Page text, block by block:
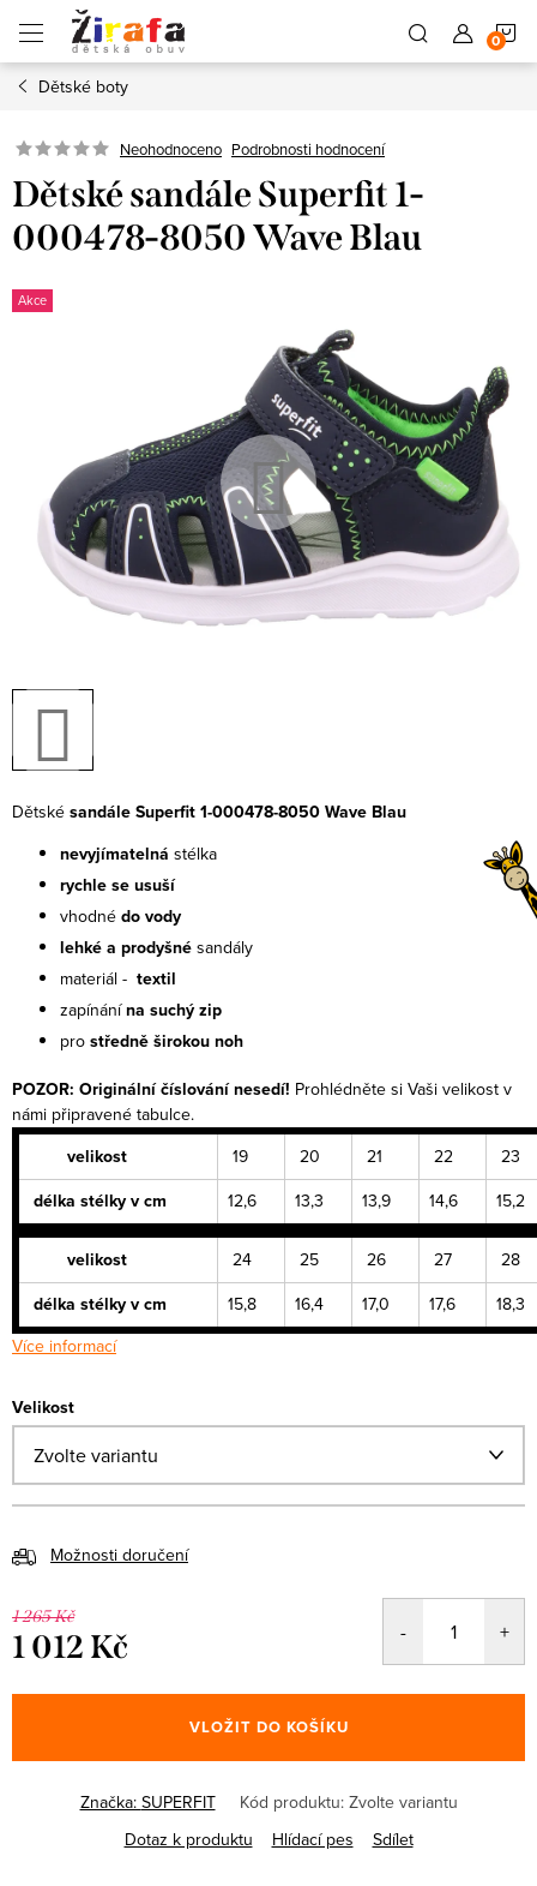
obsah
Dětské boty
Neohodnoceno Podrobnosti hodnocení
Dětské sandále Superfit 1-
000478-8050 Wave Blau
Akce
Dětské sandále Superfit 1-000478-8050 Wave Blau
nevyjímatelná stélka
rychle se usuší
vhodné do vody
lehké a prodyšné sandály
materiál - textil
zapínánína suchý zip
pro středně širokou noh
POZOR: Originální číslování nesedí! Prohlédněte si Vaši velikost v
námi připravené tabulce.
velikost 19 20 21 22 23
délka stélky v cm 12,6 13,3 13,9 14,6 15,2
velikost 24 25 26 27 28
délka stélky v cm 15,8 16,4 17,0 17,6
18,3
Více informací
Velikost
Možnosti doručení
1 265 Kč
1 012 Kč
cena:
VLOŽIT DO KOŠÍKU
Značka: SUPERFIT Kód produktu: Zvolte variantu
Dotaz k produktu
Hlídací pes Sdílet